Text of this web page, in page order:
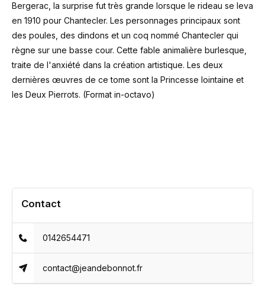
Bergerac, la surprise fut très grande lorsque le rideau se leva
en 1910 pour Chantecler. Les personnages principaux sont
des poules, des dindons et un coq nommé Chantecler qui
règne sur une basse cour. Cette fable animalière burlesque,
traite de l'anxiété dans la création artistique. Les deux
dernières œuvres de ce tome sont la Princesse lointaine et
les Deux Pierrots. (Format in-octavo)
Contact
0142654471
contact@jeandebonnot.fr